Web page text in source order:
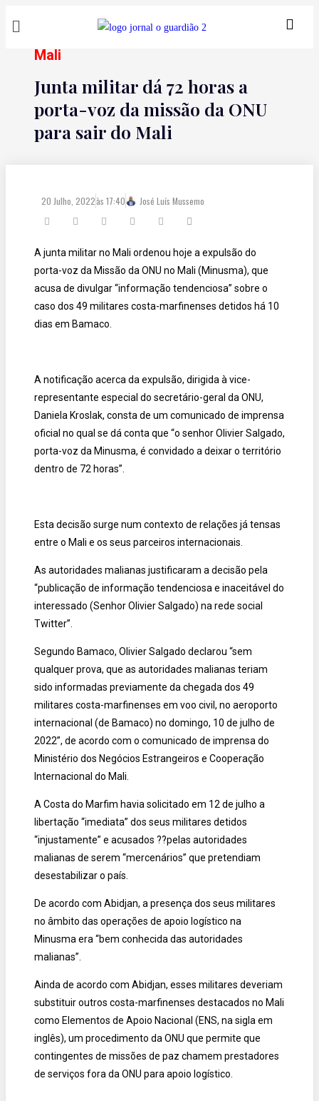
Mali
Junta militar dá 72 horas a
porta-voz da missão da ONU
para sair do Mali
20 Julho, 2022às 17:40 José Luís Mussemo
A junta militar no Mali ordenou hoje a expulsão do
porta-voz da Missão da ONU no Mali (Minusma), que
acusa de divulgar “informação tendenciosa” sobre o
caso dos 49 militares costa-marfinenses detidos há 10
dias em Bamaco.
A notificação acerca da expulsão, dirigida à vice-
representante especial do secretário-geral da ONU,
Daniela Kroslak, consta de um comunicado de imprensa
oficial no qual se dá conta que “o senhor Olivier Salgado,
porta-voz da Minusma, é convidado a deixar o território
dentro de 72 horas”.
Esta decisão surge num contexto de relações já tensas
entre o Mali e os seus parceiros internacionais.
As autoridades malianas justificaram a decisão pela
“publicação de informação tendenciosa e inaceitável do
interessado (Senhor Olivier Salgado) na rede social
Twitter”.
Segundo Bamaco, Olivier Salgado declarou “sem
qualquer prova, que as autoridades malianas teriam
sido informadas previamente da chegada dos 49
militares costa-marfinenses em voo civil, no aeroporto
internacional (de Bamaco) no domingo, 10 de julho de
2022”, de acordo com o comunicado de imprensa do
Ministério dos Negócios Estrangeiros e Cooperação
Internacional do Mali.
A Costa do Marfim havia solicitado em 12 de julho a
libertação “imediata” dos seus militares detidos
“injustamente” e acusados ??pelas autoridades
malianas de serem “mercenários” que pretendiam
desestabilizar o país.
De acordo com Abidjan, a presença dos seus militares
no âmbito das operações de apoio logístico na
Minusma era “bem conhecida das autoridades
malianas”.
Ainda de acordo com Abidjan, esses militares deveriam
substituir outros costa-marfinenses destacados no Mali
como Elementos de Apoio Nacional (ENS, na sigla em
inglês), um procedimento da ONU que permite que
contingentes de missões de paz chamem prestadores
de serviços fora da ONU para apoio logístico.